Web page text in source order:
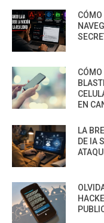
CÓMO
EN
LA
DE IA